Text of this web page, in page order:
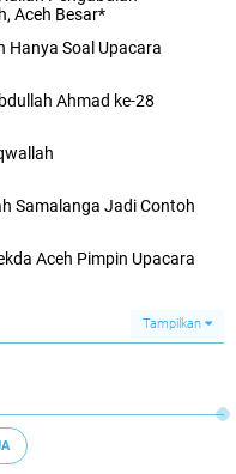
Aceh Besar*
Hanya Soal Upacara
Ahmad ke-28
Samalanga Jadi Contoh
Aceh Pimpin Upacara
Tampilkan